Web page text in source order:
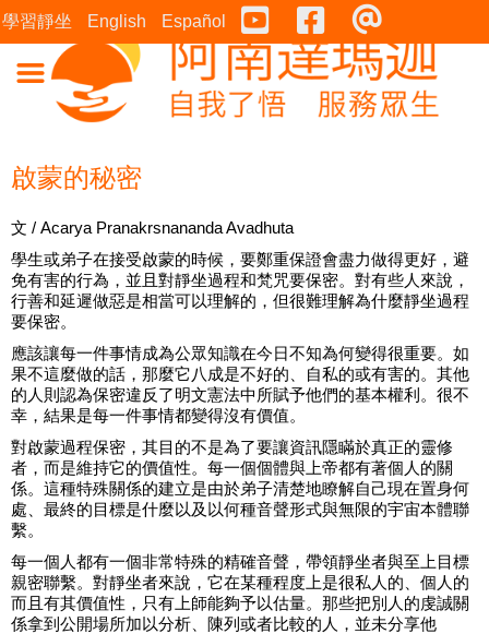
學習靜坐 English Español Youtube Facebook
啟蒙的秘密
文 / Acarya Pranakrsnananda Avadhuta
學生或弟子在接受啟蒙的時候，要鄭重保證會盡力做得更好，避
免有害的行為，並且對靜坐過程和梵咒要保密。對有些人來說，
行善和延遲做惡是相當可以理解的，但很難理解為什麼靜坐過程
要保密。
應該讓每一件事情成為公眾知識在今日不知為何變得很重要。如
果不這麼做的話，那麼它八成是不好的、自私的或有害的。其他
的人則認為保密違反了明文憲法中所賦予他們的基本權利。很不
幸，結果是每一件事情都變得沒有價值。
對啟蒙過程保密，其目的不是為了要讓資訊隱瞞於真正的靈修
者，而是維持它的價值性。每一個個體與上帝都有著個人的關
係。這種特殊關係的建立是由於弟子清楚地瞭解自己現在置身何
處、最終的目標是什麼以及以何種音聲形式與無限的宇宙本體聯
繫。
每一個人都有一個非常特殊的精確音聲，帶領靜坐者與至上目標
親密聯繫。對靜坐者來說，它在某種程度上是很私人的、個人的
而且有其價值性，只有上師能夠予以估量。那些把別人的虔誠關
係拿到公開場所加以分析、陳列或者比較的人，並未分享他